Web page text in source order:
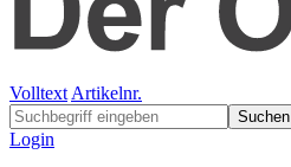
Volltext Artikelnr.
Suchen
Login